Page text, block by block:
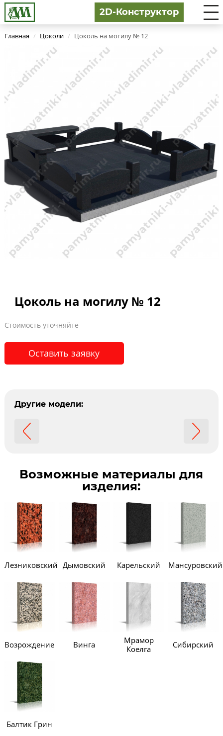
2D-Конструктор
Главная / Цоколи / Цоколь на могилу № 12
Цоколь на могилу № 12
Стоимость уточняйте
Оставить заявку
Другие модели:
Возможные материалы для
изделия:
Лезниковский Дымовский Карельский Мансуровский
Возрождение Винга
Мрамор
Коелга
Сибирский
Балтик Грин